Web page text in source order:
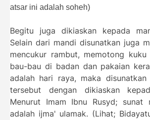
atsar ini adalah soheh)
Begitu juga dikiaskan kepada
Selain dari mandi disunatkan juga
mencukur rambut, memotong kuku
bau-bau di badan dan pakaian
adalah hari raya, maka disunatkan
tersebut dengan dikiaskan
Menurut Imam Ibnu Rusyd; sunat
adalah ijma' ulamak. (Lihat;